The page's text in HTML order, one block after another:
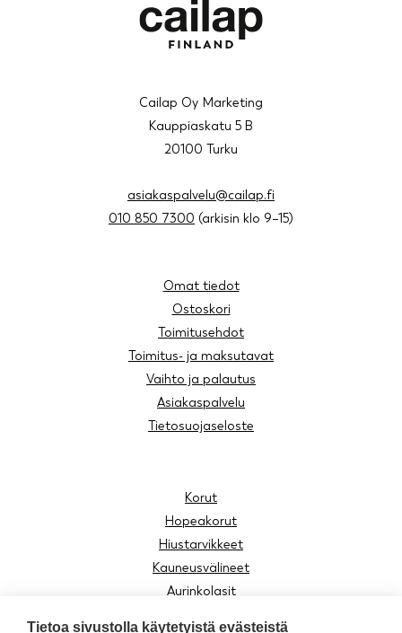
Cailap Oy Marketing
Kauppiaskatu 5 B
20100 Turku
asiakaspalvelu@cailap.fi
010 850 7300 (arkisin klo 9–15)
Omat tiedot
Ostoskori
Toimitusehdot
Toimitus- ja maksutavat
Vaihto ja palautus
Asiakaspalvelu
Tietosuojaseloste
Korut
Hopeakorut
Hiustarvikkeet
Kauneusvälineet
Aurinkolasit
Tietoa sivustolla käytetyistä evästeistä